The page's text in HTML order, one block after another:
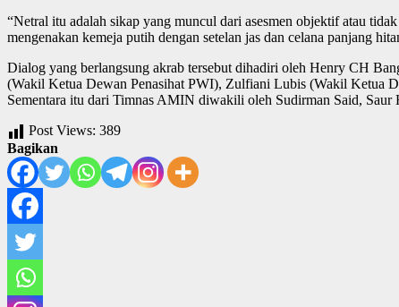
“Netral itu adalah sikap yang muncul dari asesmen objektif atau
mengenakan kemeja putih dengan setelan jas dan celana panjang
Dialog yang berlangsung akrab tersebut dihadiri oleh Henry CH
(Wakil Ketua Dewan Penasihat PWI), Zulfiani Lubis (Wakil Ketua
Sementara itu dari Timnas AMIN diwakili oleh Sudirman Said, Saur
Post Views: 389
Bagikan